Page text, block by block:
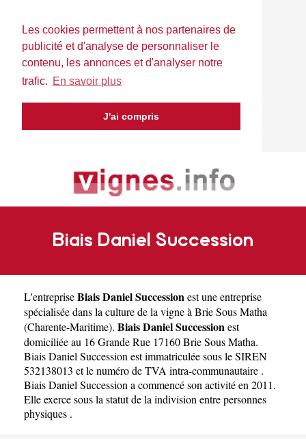
Les cookies permettent à nos partenaires de
publicité et d'analyse de personnaliser le
contenu, les annonces et d'analyser notre
trafic. En savoir plus
J'ai compris
Biais Daniel Succession
L'entrepriseBiais Daniel Successionest uneentreprise
spécialisée dans la culture de la vigne à Brie Sous Matha
(Charente-Maritime). Biais Daniel Successionest
domiciliée au 16 Grande Rue 17160 Brie Sous Matha.
Biais Daniel Succession est immatriculée sous le SIREN
532138013 et le numéro de TVA intra-communautaire .
Biais Daniel Succession a commencé son activité en 2011.
Elle exerce sous la statut de la indivision entre personnes
physiques .